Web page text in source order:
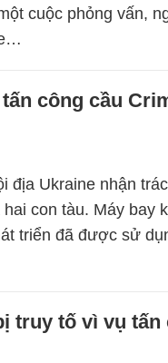
cuộc phỏng vấn,
công cầu
địa Ukraine nhận
con tàu. Máy bay
triển đã được sử
truy tố vì vụ tấn